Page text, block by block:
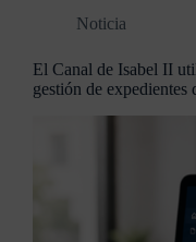
Noticia
El Canal de Isabel II
gestión de expedientes